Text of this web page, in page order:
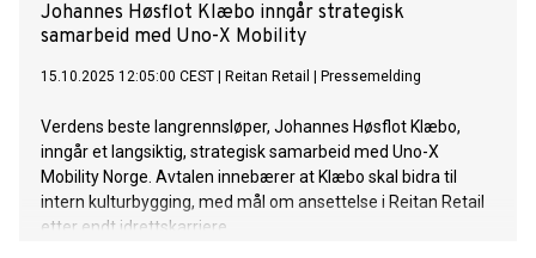
Johannes Høsflot Klæbo inngår strategisk
samarbeid med Uno-X Mobility
15.10.2025 12:05:00 CEST Reitan Retail Pressemelding
Verdens beste langrennsløper, Johannes Høsflot Klæbo,
inngår et langsiktig, strategisk samarbeid med Uno-X
Mobility Norge. Avtalen innebærer at Klæbo skal bidra til
intern kulturbygging, med mål om ansettelse i Reitan Retail
etter endt idrettskarriere.